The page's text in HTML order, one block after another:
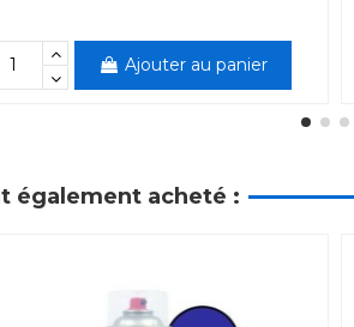
Ajouter au panier
également acheté :